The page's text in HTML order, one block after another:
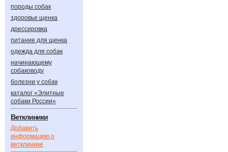
породы собак
здоровье щенка
дрессировка
питание для щенка
одежда для собак
начинающему
собаководу
болезни у собак
каталог «Элитные
собаки России»
Ветклиники
Добавить
информацию о
ветклинике